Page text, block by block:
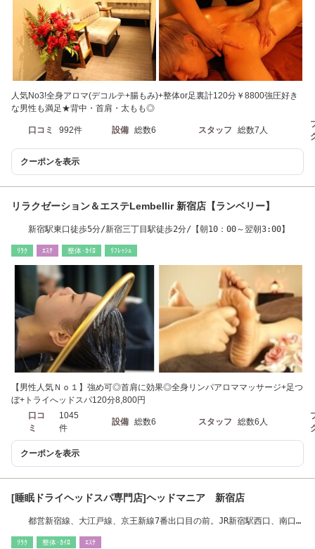
人気No3!全身アロマ(デコルテ+腸もみ)+整体or足裏計120分￥8800強圧好き
な男性も満足★背中・首肩・太もも◎
口コミ 992件 設備 総数6 スタッフ 総数7人
クーポンを表示
リラクゼーション＆エステLembellir 新宿店【ランベリー】
新宿駅東口徒歩5分/新宿三丁目駅徒歩2分/【朝10：00～翌朝3:00】
ﾘﾗｸ ｴｽﾃ 整体･ｶｲﾛ ﾘﾌﾚｯｼｭ
【男性人気Ｎｏ１】強め可◎首肩に効果◎全身リンパアロママッサージ+足つ
ぼ+トライへッドスパ120分8,800円
口コ
ミ
1045
件
設備 総数6 スタッフ 総数6人
クーポンを表示
[睡眠ドライヘッドスパ専門店]ヘッドマニア 新宿店
都営新宿線、大江戸線、京王新線7番出口目の前。JR新宿駅西口、南口
ﾘﾗｸ 整体･ｶｲﾛ ｴｽﾃ